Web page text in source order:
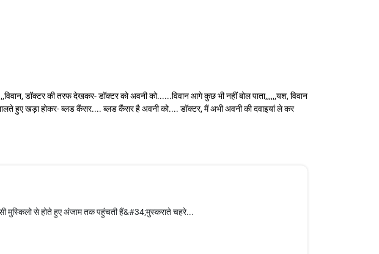
डॉक्टर की तरफ देखकर- डॉक्टर को अवनी को......विवान आगे कुछ भी नहीं बोल पाता,,,,,,यश, विवान
हुए खड़ा होकर- ब्लड कैंसर.... ब्लड कैंसर है अवनी को.... डॉक्टर, मैं अभी अवनी की दवाइयां ले कर
मुस्किलो से होते हुए अंजाम तक पहुंचती हैं&#34;मुस्कराते चहरे...